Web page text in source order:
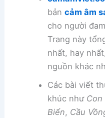
bản cảm âm
cho người
Trang này
nhất, hay
nguồn khác
Các bài viết
khúc như Con
Biển, Cầu